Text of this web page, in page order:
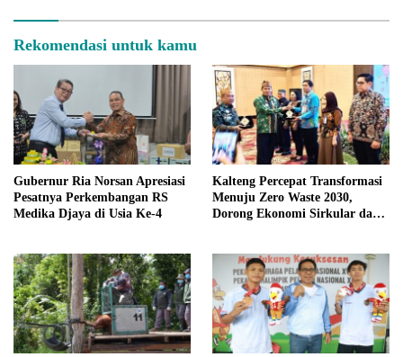
Rekomendasi untuk kamu
Gubernur Ria Norsan Apresiasi
Pesatnya Perkembangan RS
Medika Djaya di Usia Ke-4
Kalteng Percepat Transformasi
Menuju Zero Waste 2030,
Dorong Ekonomi Sirkular dan